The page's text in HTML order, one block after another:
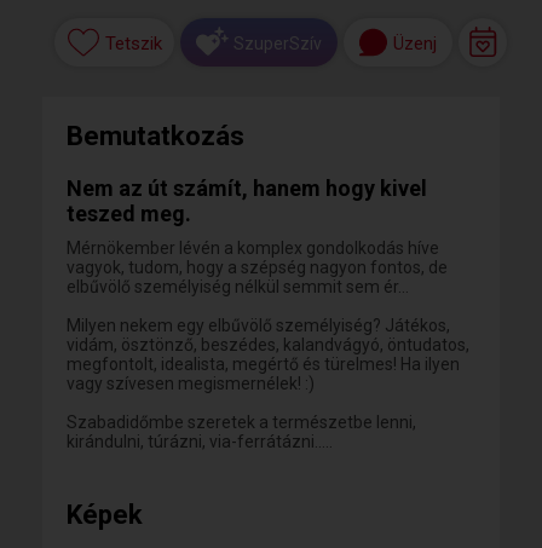
Tetszik SzuperSzív Üzenj
Bemutatkozás
Nem az út számít, hanem hogy kivel
teszed meg.
Mérnökember lévén a komplex gondolkodás híve
vagyok, tudom, hogy a szépség nagyon fontos, de
elbűvölő személyiség nélkül semmit sem ér…
Milyen nekem egy elbűvölő személyiség? Játékos,
vidám, ösztönző, beszédes, kalandvágyó, öntudatos,
megfontolt, idealista, megértő és türelmes! Ha ilyen
vagy szívesen megismernélek! :)
Szabadidőmbe szeretek a természetbe lenni,
kirándulni, túrázni, via-ferrátázni.....
Képek